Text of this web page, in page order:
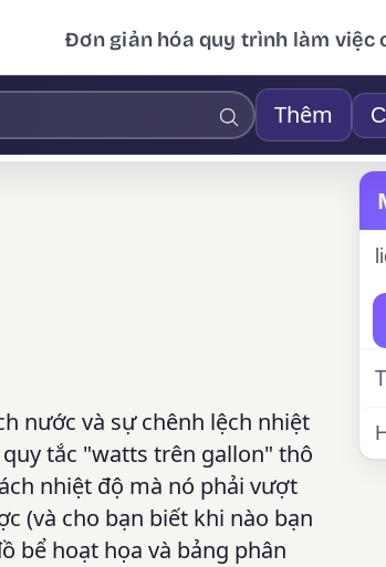
Đơn giản hóa quy trình làm việc
Thêm
nước và sự chênh lệch nhiệt
tắc "watts trên gallon" thô
nhiệt độ mà nó phải vượt
(và cho bạn biết khi nào bạn
bể hoạt họa và bảng phân